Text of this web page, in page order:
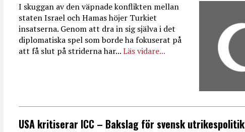
I skuggan av den väpnade konflikten mellan
staten Israel och Hamas höjer Turkiet
insatserna. Genom att dra in sig själva i det
diplomatiska spel som borde ha fokuserat på
att få slut på striderna har...Läs vidare...
USA kritiserar ICC – Bakslag för svensk utrikespolitik